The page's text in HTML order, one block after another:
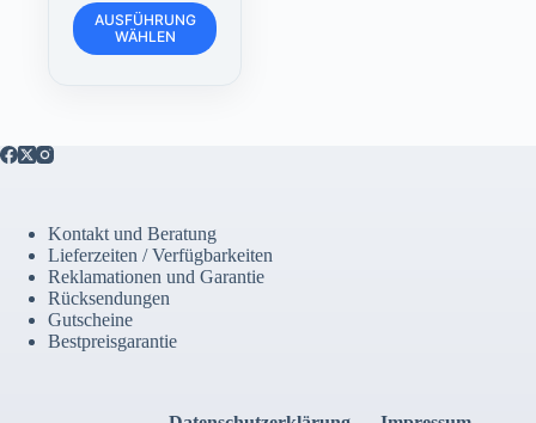
bis
146.00 CHF
AUSFÜHRUNG
WÄHLEN
Dieses
Produkt
weist
der
Produktseite
gewählt
werden
Kontakt und Beratung
Lieferzeiten / Verfügbarkeiten
Reklamationen und Garantie
Rücksendungen
Gutscheine
Bestpreisgarantie